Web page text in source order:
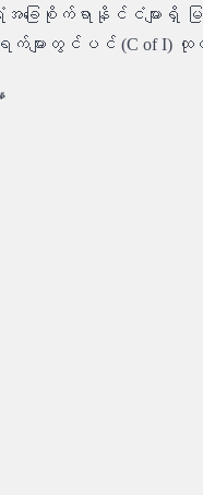
အခြေစိုက်ရာနိုင်ငံများရှိ
ျားတွင်ပင် (C of I) ထုတ်